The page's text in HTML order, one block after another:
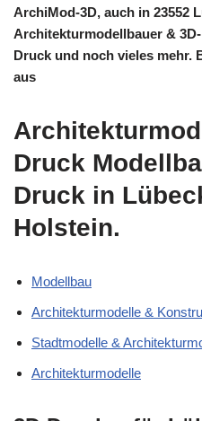
ArchiMod-3D, auch in 23552
Architekturmodellbauer &
Druck und noch vieles mehr.
aus
Druck
Druck in
Holstein.
Modellbau
Architekturmodelle &
Stadtmodelle &
Architekturmodelle